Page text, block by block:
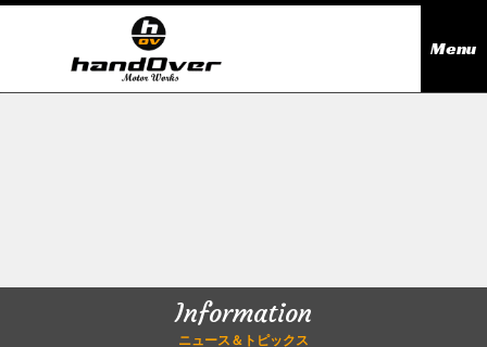
Menu
Information
ニュース＆トピックス